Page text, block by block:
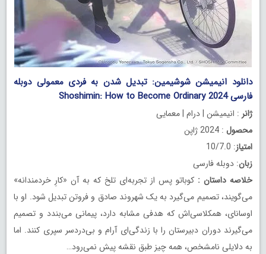
دانلود انیمیشن شوشیمین: تبدیل شدن به فردی معمولی دوبله
فارسی Shoshimin: How to Become Ordinary 2024
ژانر : انیمیشن | درام | معمایی
محصول : 2024 ژاپن
امتیاز: 10/7.0
زبان: دوبله فارسی
خلاصه داستان : کوباتو پس از تجربه‌ای تلخ که به آن «کارِ خردمندانه»
می‌گویند، تصمیم می‌گیرد به یک شهروند صادق و فروتن تبدیل شود. او با
اوسانای، همکلاسی‌اش که هدفی مشابه دارد، پیمانی می‌بندد و تصمیم
می‌گیرند دوران دبیرستان را با زندگی‌ای آرام و بی‌دردسر سپری کنند. اما
به دلایلی نامشخص،‌ همه چیز طبق نقشه پیش نمی‌رود…